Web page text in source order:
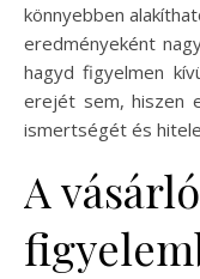
könnyebben
eredményeként
hagyd figyelmen
erejét sem, hiszen
ismertségét és
A